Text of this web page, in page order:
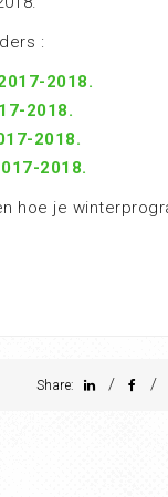
:
2018.
2018.
2018.
2018.
hoe je
Share: / /